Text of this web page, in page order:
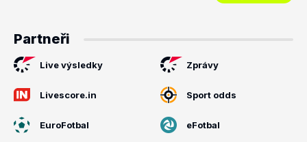
Partneři
Live výsledky Zprávy
Livescore.in Sport odds
EuroFotbal eFotbal